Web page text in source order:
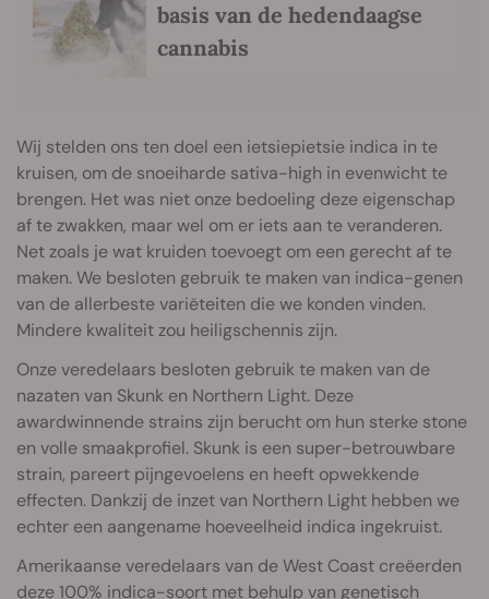
basis van de hedendaagse
cannabis
Wij stelden ons ten doel een ietsiepietsie indica in te
kruisen, om de snoeiharde sativa-high in evenwicht te
brengen. Het was niet onze bedoeling deze eigenschap
af te zwakken, maar wel om er iets aan te veranderen.
Net zoals je wat kruiden toevoegt om een gerecht af te
maken. We besloten gebruik te maken van indica-genen
van de allerbeste variëteiten die we konden vinden.
Mindere kwaliteit zou heiligschennis zijn.
Onze veredelaars besloten gebruik te maken van de
nazaten van Skunk en Northern Light. Deze
awardwinnende strains zijn berucht om hun sterke stone
en volle smaakprofiel. Skunk is een super-betrouwbare
strain, pareert pijngevoelens en heeft opwekkende
effecten. Dankzij de inzet van Northern Light hebben we
echter een aangename hoeveelheid indica ingekruist.
Amerikaanse veredelaars van de West Coast creëerden
deze 100% indica-soort met behulp van genetisch